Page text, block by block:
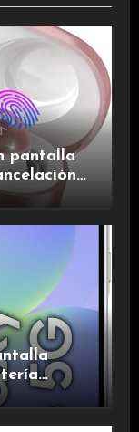
pantalla
larga
una